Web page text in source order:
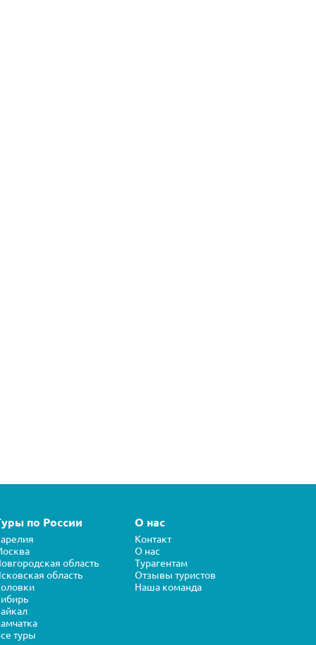
по России
область
область
туры
О нас
Контакт
О нас
Турагентам
Отзывы туристов
Наша команда